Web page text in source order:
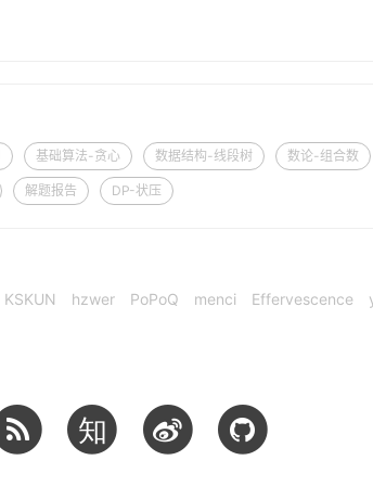
基础算法-贪心 数据结构-线段树 数论-组合数
解题报告 DP-状压
KSKUN hzwer PoPoQ menci Effervescence
知